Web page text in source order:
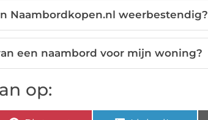
Naambordkopen.nl weerbestendig?
een naambord voor mijn woning?
op: